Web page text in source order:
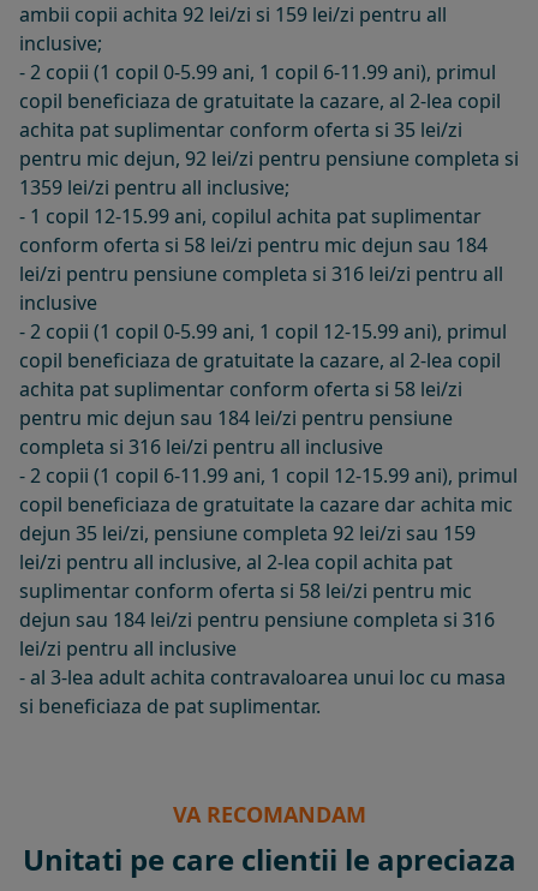
ambii copii achita 92 lei/zi si 159 lei/zi pentru all
inclusive;
- 2 copii (1 copil 0-5.99 ani, 1 copil 6-11.99 ani), primul
copil beneficiaza de gratuitate la cazare, al 2-lea copil
achita pat suplimentar conform oferta si 35 lei/zi
pentru mic dejun, 92 lei/zi pentru pensiune completa si
1359 lei/zi pentru all inclusive;
- 1 copil 12-15.99 ani, copilul achita pat suplimentar
conform oferta si 58 lei/zi pentru mic dejun sau 184
lei/zi pentru pensiune completa si 316 lei/zi pentru all
inclusive
- 2 copii (1 copil 0-5.99 ani, 1 copil 12-15.99 ani), primul
copil beneficiaza de gratuitate la cazare, al 2-lea copil
achita pat suplimentar conform oferta si 58 lei/zi
pentru mic dejun sau 184 lei/zi pentru pensiune
completa si 316 lei/zi pentru all inclusive
- 2 copii (1 copil 6-11.99 ani, 1 copil 12-15.99 ani), primul
copil beneficiaza de gratuitate la cazare dar achita mic
dejun 35 lei/zi, pensiune completa 92 lei/zi sau 159
lei/zi pentru all inclusive, al 2-lea copil achita pat
suplimentar conform oferta si 58 lei/zi pentru mic
dejun sau 184 lei/zi pentru pensiune completa si 316
lei/zi pentru all inclusive
- al 3-lea adult achita contravaloarea unui loc cu masa
si beneficiaza de pat suplimentar.
VA RECOMANDAM
Unitati pe care clientii le apreciaza